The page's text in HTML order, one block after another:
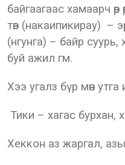
байгаагаас хамаарч
төв (накаипикирау) –
(нгунга) – байр
буй ажил гм.
Хээ угалз бүр мөн
Тики – хагас бурхан,
Хеккон аз жаргал,